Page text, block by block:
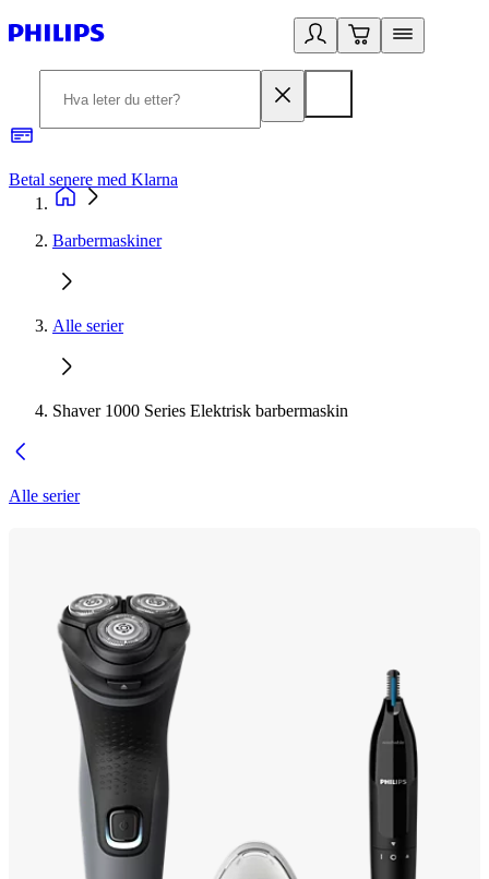
Betal senere med Klarna
Barbermaskiner
Alle serier
Shaver 1000 Series Elektrisk barbermaskin
Alle serier